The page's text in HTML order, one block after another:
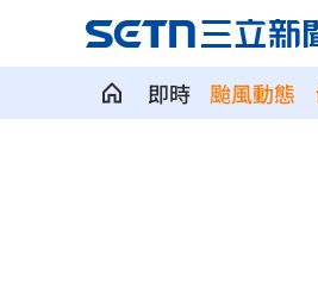
即時 颱風動態